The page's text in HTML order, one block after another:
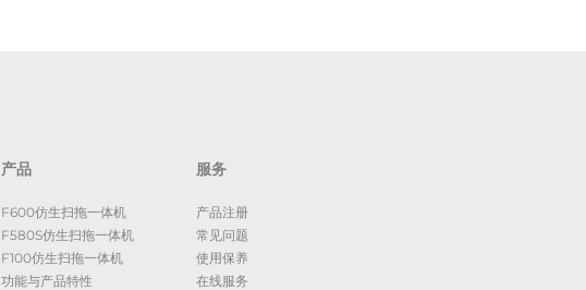
产品
F600仿生扫拖一体机
F580S仿生扫拖一体机
F100仿生扫拖一体机
功能与产品特性
服务
产品注册
常见问题
使用保养
在线服务